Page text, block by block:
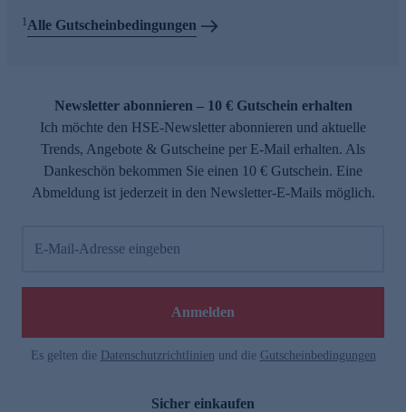
1Alle Gutscheinbedingungen
Newsletter abonnieren – 10 € Gutschein erhalten
Ich möchte den HSE-Newsletter abonnieren und aktuelle
Trends, Angebote & Gutscheine per E-Mail erhalten. Als
Dankeschön bekommen Sie einen 10 € Gutschein. Eine
Abmeldung ist jederzeit in den Newsletter-E-Mails möglich.
E-Mail-Adresse eingeben
Anmelden
Es gelten die Datenschutzrichtlinien und die Gutscheinbedingungen
Sicher einkaufen